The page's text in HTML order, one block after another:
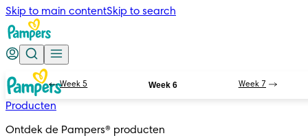
Skip to main contentSkip to search
Producten
Ontdek de Pampers® producten
Week 5 Week 6 Week 7